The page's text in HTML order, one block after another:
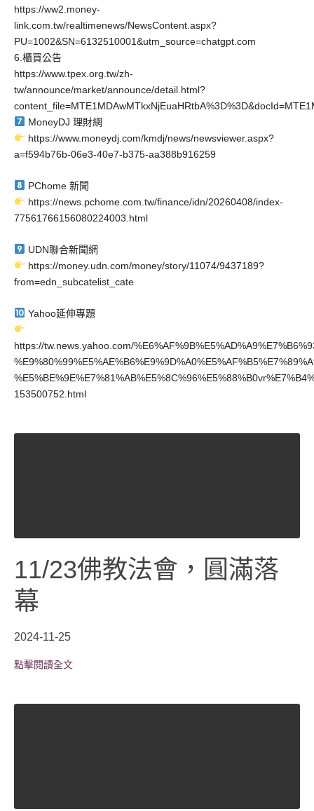
https://ww2.money-
link.com.tw/realtimenews/NewsContent.aspx?
PU=1002&SN=6132510001&utm_source=chatgpt.com
6.櫃買公告
https://www.tpex.org.tw/zh-
tw/announce/market/announce/detail.html?
MoneyDJ 理財網
https://www.moneydj.com/kmdj/news/newsviewer.aspx?
a=f594b76b-06e3-40e7-b375-aa388b916259
PChome 新聞
https://news.pchome.com.tw/finance/idn/20260408/index-
77561766156080224003.html
UDN聯合新聞網
https://money.udn.com/money/story/11074/9437189?
from=edn_subcatelist_cate
Yahoo延伸專題
https://tw.news.yahoo.com/
153500752.html
11/23佛教法會，圓滿落
幕
2024-11-25
點擊閱讀全文